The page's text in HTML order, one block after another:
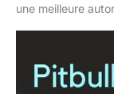
une meilleure